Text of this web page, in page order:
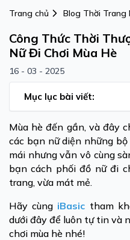
Trang chủ Blog Thời Trang
Công Thức Thời
Nữ Đi Chơi Mùa Hè
16 - 03 - 2025
Mục lục bài viết:
Mùa hè đến gần, và đây
các bạn nữ diện những
mái nhưng vẫn vô cùng
bạn cách phối đồ nữ đi
trang, vừa mát mẻ.
Hãy cùng iBasic tham
dưới đây để luôn tự tin và
chơi mùa hè nhé!